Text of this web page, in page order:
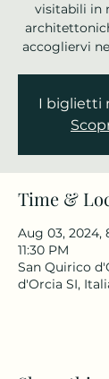
visitabili in
accogliervi
I biglietti
Time &
Aug 03, 2024,
11:30 PM
San Quirico
d'Orcia SI,